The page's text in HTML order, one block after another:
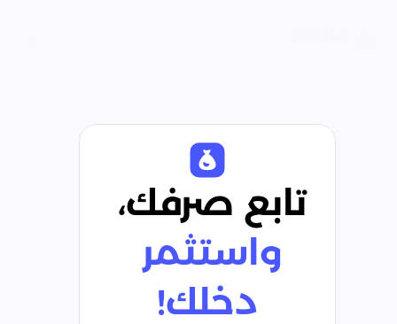
تابع صرفك،
دخلك!